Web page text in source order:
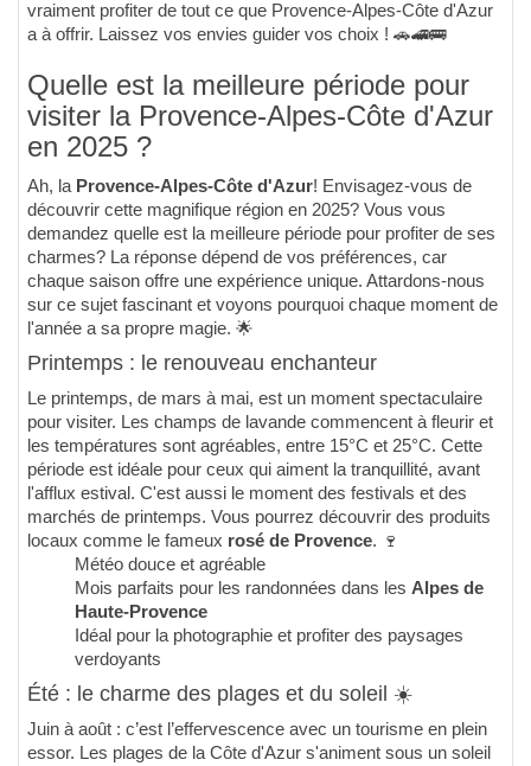
vraiment profiter de tout ce que Provence-Alpes-Côte d'Azur
a à offrir. Laissez vos envies guider vos choix ! 🚗🚄🚌
Quelle est la meilleure période pour
visiter la Provence-Alpes-Côte d'Azur
en 2025 ?
Ah, la Provence-Alpes-Côte d'Azur! Envisagez-vous de
découvrir cette magnifique région en 2025? Vous vous
demandez quelle est la meilleure période pour profiter de ses
charmes? La réponse dépend de vos préférences, car
chaque saison offre une expérience unique. Attardons-nous
sur ce sujet fascinant et voyons pourquoi chaque moment de
l'année a sa propre magie. 🌟
Printemps : le renouveau enchanteur
Le printemps, de mars à mai, est un moment spectaculaire
pour visiter. Les champs de lavande commencent à fleurir et
les températures sont agréables, entre 15°C et 25°C. Cette
période est idéale pour ceux qui aiment la tranquillité, avant
l'afflux estival. C'est aussi le moment des festivals et des
marchés de printemps. Vous pourrez découvrir des produits
locaux comme le fameux rosé de Provence. 🍷
Météo douce et agréable
Mois parfaits pour les randonnées dans les Alpes de
Haute-Provence
Idéal pour la photographie et profiter des paysages
verdoyants
Été : le charme des plages et du soleil ☀️
Juin à août : c’est l’effervescence avec un tourisme en plein
essor. Les plages de la Côte d'Azur s'animent sous un soleil